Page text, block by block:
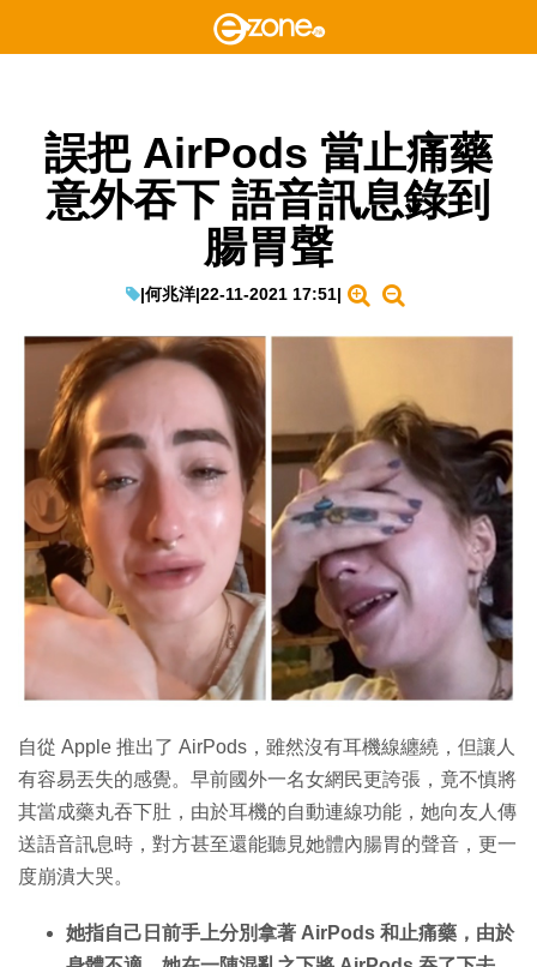
誤把 AirPods 當止痛藥
意外吞下 語音訊息錄到
腸胃聲
|何兆洋|22-11-2021 17:51|
自從 Apple 推出了 AirPods，雖然沒有耳機線纏繞，但讓人
有容易丟失的感覺。早前國外一名女網民更誇張，竟不慎將
其當成藥丸吞下肚，由於耳機的自動連線功能，她向友人傳
送語音訊息時，對方甚至還能聽見她體內腸胃的聲音，更一
度崩潰大哭。
她指自己日前手上分別拿著 AirPods 和止痛藥，由於